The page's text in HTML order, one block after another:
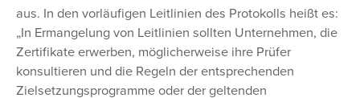
aus. In den vorläufigen Leitlinien des Protokolls heißt es:
„In Ermangelung von Leitlinien sollten Unternehmen, die
Zertifikate erwerben, möglicherweise ihre Prüfer
konsultieren und die Regeln der entsprechenden
Zielsetzungsprogramme oder der geltenden